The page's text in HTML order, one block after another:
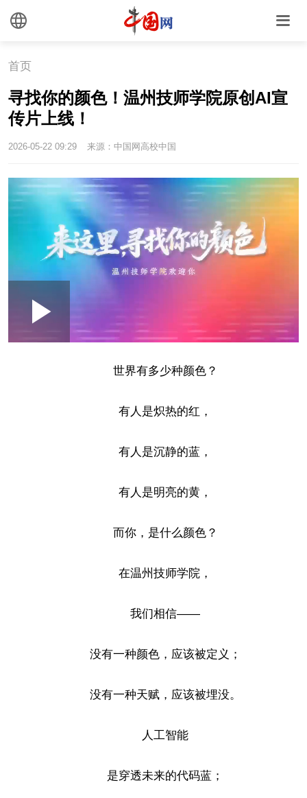
首页
​寻找你的颜色！温州技师学院原创AI宣
传片上线！
2026-05-22 09:29 来源：中国网高校中国
Play
Picture
世界有多少种颜色？
有人是炽热的红，
有人是沉静的蓝，
有人是明亮的黄，
而你，是什么颜色？
在温州技师学院，
我们相信——
没有一种颜色，应该被定义；
没有一种天赋，应该被埋没。
人工智能
是穿透未来的代码蓝；